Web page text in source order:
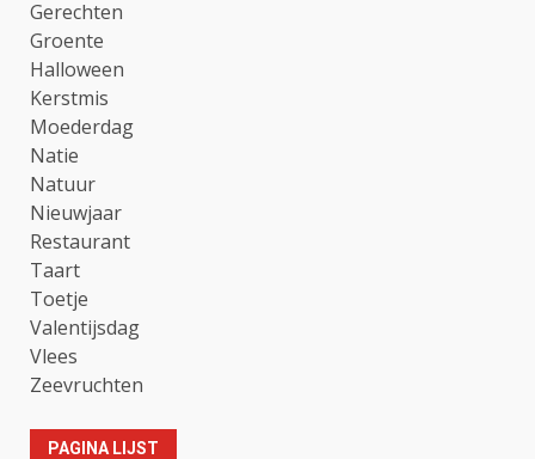
Gerechten
Groente
Halloween
Kerstmis
Moederdag
Natie
Natuur
Nieuwjaar
Restaurant
Taart
Toetje
Valentijsdag
Vlees
Zeevruchten
PAGINA LIJST